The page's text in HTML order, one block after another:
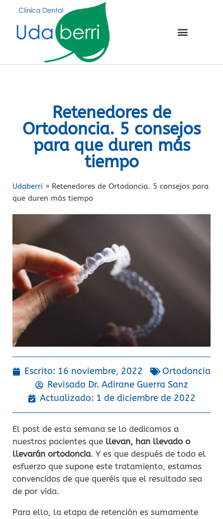
Retenedores de
Ortodoncia. 5 consejos
para que duren más
tiempo
Udaberri » Retenedores de Ortodoncia. 5 consejos para
que duren más tiempo
Escrito: 16 noviembre, 2022
Ortodoncia
Revisado Dr. Adirane Guerra Sanz
Actualizado: 1 de diciembre de 2022
El post de esta semana se lo dedicamos a
nuestros pacientes que llevan, han llevado o
llevarán ortodoncia. Y es que después de todo el
esfuerzo que supone este tratamiento, estamos
convencidos de que queréis que el resultado sea
de por vida.
Para ello, la etapa de retención es sumamente